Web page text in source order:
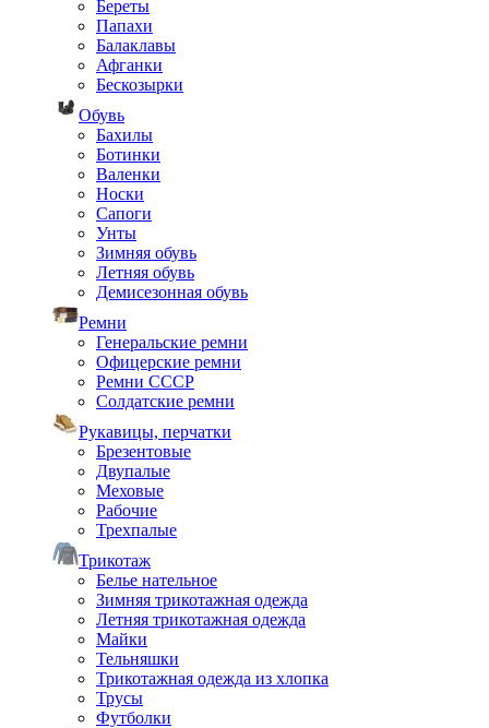
Береты
Папахи
Балаклавы
Афганки
Бескозырки
Обувь
Бахилы
Ботинки
Валенки
Носки
Сапоги
Унты
Зимняя обувь
Летняя обувь
Демисезонная обувь
Ремни
Генеральские ремни
Офицерские ремни
Ремни СССР
Солдатские ремни
Рукавицы, перчатки
Брезентовые
Двупалые
Меховые
Рабочие
Трехпалые
Трикотаж
Белье нательное
Зимняя трикотажная одежда
Летняя трикотажная одежда
Майки
Тельняшки
Трикотажная одежда из хлопка
Трусы
Футболки